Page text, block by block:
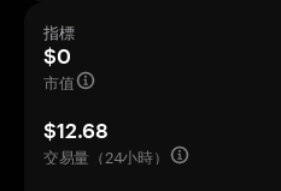
指標
$0
市值
$12.68
交易量（24小時）